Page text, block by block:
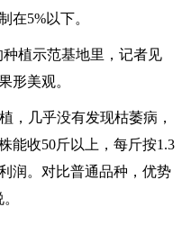
在5%以下。
植示范基地里，记者见
形美观。
几乎没有发现枯萎病，
能收50斤以上，每斤按1.3
润。对比普通品种，优势